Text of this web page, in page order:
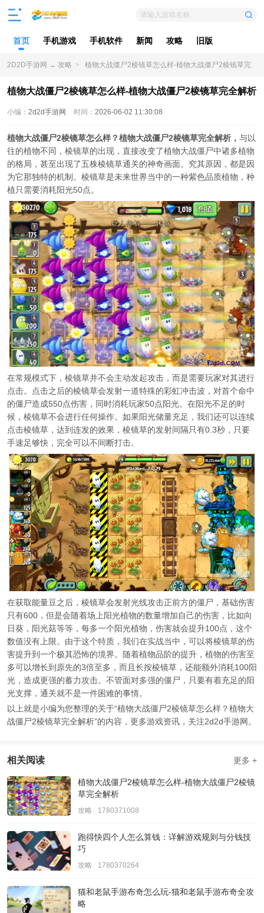
请输入游戏名称
首页 手机游戏 手机软件 新闻 攻略 旧版
2D2D手游网 → 攻略 > 植物大战僵尸2棱镜草怎么样-植物大战僵尸2棱镜草完
全解析
植物大战僵尸2棱镜草怎么样-植物大战僵尸2棱镜草完全解析
小编： 2d2d手游网 时间： 2026-06-02 11:30:08
植物大战僵尸2棱镜草怎么样？植物大战僵尸2棱镜草完全解析， 与以
往的植物不同，棱镜草的出现，直接改变了植物大战僵尸中诸多植物
的格局，甚至出现了五株棱镜草通关的神奇画面。究其原因，都是因
为它那独特的机制。棱镜草是未来世界当中的一种紫色品质植物，种
植只需要消耗阳光50点。
在常规模式下，棱镜草并不会主动发起攻击，而是需要玩家对其进行
点击。点击之后的棱镜草会发射一道特殊的彩虹冲击波，对首个命中
的僵尸造成550点伤害，同时消耗玩家50点阳光。在阳光不足的时
候，棱镜草不会进行任何操作。如果阳光储量充足，我们还可以连续
点击棱镜草，达到连发的效果，棱镜草的发射间隔只有0.3秒，只要
手速足够快，完全可以不间断打击。
在获取能量豆之后，棱镜草会发射光线攻击正前方的僵尸，基础伤害
只有600，但是会随着场上阳光植物的数量增加自己的伤害，比如向
日葵，阳光菇等等，每多一个阳光植物，伤害就会提升100点，这个
数值没有上限。由于这个特质，我们在实战当中，可以将棱镜草的伤
害提升到一个极其恐怖的境界。随着植物品阶的提升，植物的伤害至
多可以增长到原先的3倍至多，而且长按棱镜草，还能额外消耗100阳
光，造成更强的蓄力攻击。不管面对多强的僵尸，只要有着充足的阳
光支撑，通关就不是一件困难的事情。
以上就是小编为您整理的关于“植物大战僵尸2棱镜草怎么样？植物大
战僵尸2棱镜草完全解析”的内容，更多游戏资讯，关注2d2d手游网。
相关阅读 更多 +
植物大战僵尸2棱镜草怎么样-植物大战僵尸2棱镜
草完全解析
攻略 1780371008
跑得快四个人怎么算钱：详解游戏规则与分钱技
巧
攻略 1780370264
猫和老鼠手游布奇怎么玩-猫和老鼠手游布奇全攻
略